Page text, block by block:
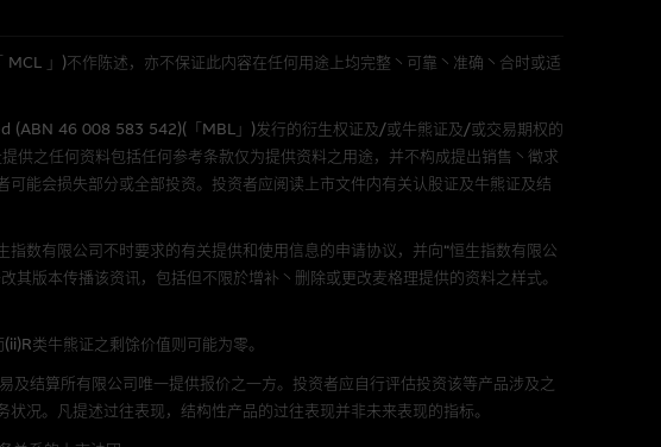
工具。网站内容由麦格理集团所准备的资料编制
作陈述，亦不保证网站内容，或任何与本网站相
由於网站内容的错误丶失实丶遗漏丶或任何人士对
结构性产品价格可升可跌。过往表现并不反映未
于www.warrants.com.hk之上市文件以了解结构
」)不作陈述，亦不保证此内容在任何用途上均完整丶可靠丶准确丶合时或适
(ABN 46 008 583 542)(「MBL」)发行的衍生权证及/或牛熊证及/或交易期权的
供之任何资料包括任何参考条款仅为提供资料之用途，并不构成提出销售丶徵求
能会损失部分或全部投资。投资者应阅读上市文件内有关认股证及牛熊证及结
数有限公司不时要求的有关提供和使用信息的申请协议，并向“恒生指数有限公
版本传播该资讯，包括但不限於增补丶删除或更改麦格理提供的资料之样式。
类牛熊证之剩馀价值则可能为零。
结算所有限公司唯一提供报价之一方。投资者应自行评估投资该等产品涉及之
况。凡提述过往表现，结构性产品的过往表现并非未来表现的指标。